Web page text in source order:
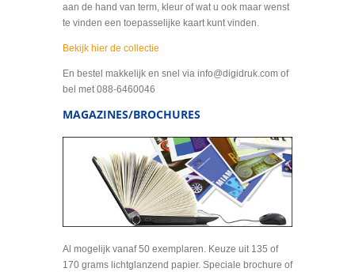
aan de hand van term, kleur of wat u ook maar wenst
te vinden een toepasselijke kaart kunt vinden.
Bekijk hier de collectie
En bestel makkelijk en snel via info@digidruk.com of
bel met 088-6460046
MAGAZINES/BROCHURES
Al mogelijk vanaf 50 exemplaren. Keuze uit 135 of
170 grams lichtglanzend papier. Speciale brochure of